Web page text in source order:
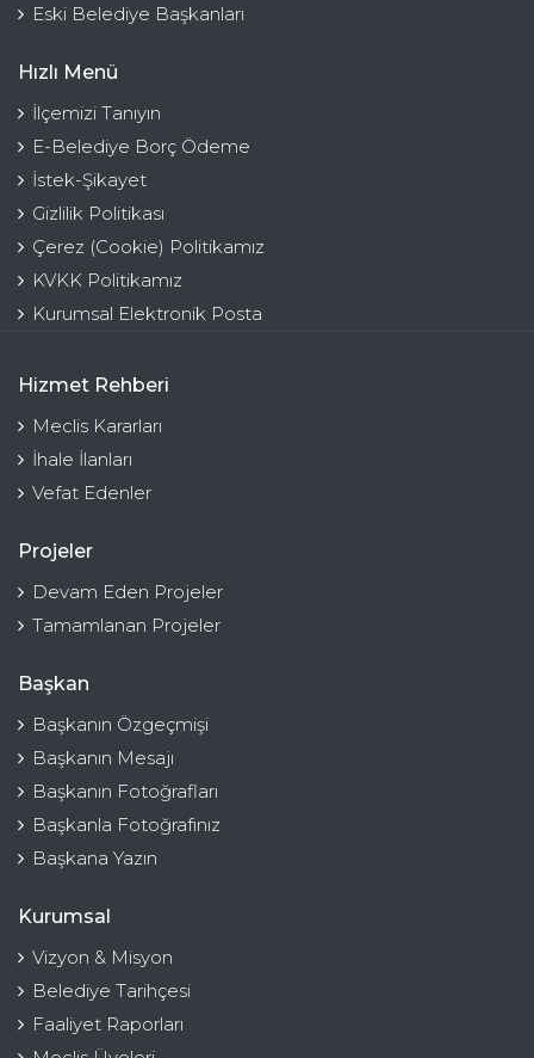
Eski Belediye Başkanları
Hızlı Menü
İlçemizi Tanıyın
E-Belediye Borç Ödeme
İstek-Şikayet
Gizlilik Politikası
Çerez (Cookie) Politikamız
KVKK Politikamız
Kurumsal Elektronik Posta
Hizmet Rehberi
Meclis Kararları
İhale İlanları
Vefat Edenler
Projeler
Devam Eden Projeler
Tamamlanan Projeler
Başkan
Başkanın Özgeçmişi
Başkanın Mesajı
Başkanın Fotoğrafları
Başkanla Fotoğrafınız
Başkana Yazın
Kurumsal
Vizyon & Misyon
Belediye Tarihçesi
Faaliyet Raporları